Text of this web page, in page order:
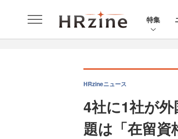
特集
HRzineニュース
4社に1社が
題は「在留